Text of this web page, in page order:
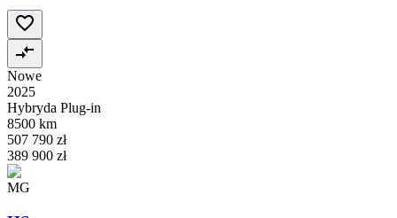
Nowe
2025
Hybryda Plug-in
8500 km
507 790 zł
389 900 zł
MG